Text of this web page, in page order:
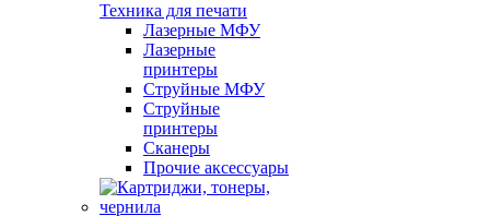
Техника для печати
Лазерные МФУ
Лазерные
принтеры
Струйные МФУ
Струйные
принтеры
Сканеры
Прочие аксессуары